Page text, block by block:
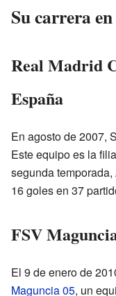
Su carrera
Real Madrid
España
En agosto de 2007,
Este equipo es la
segunda
16 goles en 37
FSV
El 9 de enero de
Maguncia 05, un